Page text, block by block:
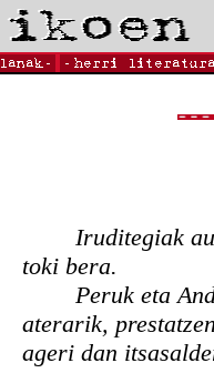
Iruditegiak
toki bera.
Peruk eta
aterarik,
ageri dan